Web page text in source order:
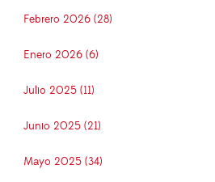
Febrero 2026 (28)
Enero 2026 (6)
Julio 2025 (11)
Junio 2025 (21)
Mayo 2025 (34)